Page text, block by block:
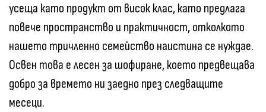
усеща като продукт от висок клас, като предлага
повече пространство и практичност, отколкото
нашето тричленно семейство наистина се нуждае.
Освен това е лесен за шофиране, което предвещава
добро за времето ни заедно през следващите
месеци.